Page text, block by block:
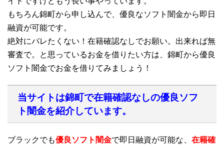
もちろん錦町から申し込んで、優良なソフト闇金から即日
融資が可能です。
絶対にバレたくない！在籍確認なしでお願い。出来れば無
審査で。と思っているお金を借りたい方は、錦町から優良
ソフト闇金でお金を借りてみましょう！
当サイトは錦町で在籍確認なしの優良ソフ
ト闇金を紹介しています。
ブラックでも優良ソフト闇金で即日融資が可能な、 在籍確